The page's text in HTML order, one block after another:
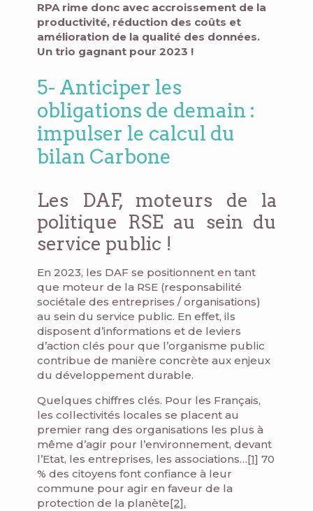
RPA rime donc avec accroissement de la
productivité, réduction des coûts et
amélioration de la qualité des données.
Un trio gagnant pour 2023 !
5- Anticiper les
obligations de demain :
impulser le calcul du
bilan Carbone
Les DAF, moteurs de la
politique RSE au sein du
service public !
En 2023, les DAF se positionnent en tant
que moteur de la RSE (responsabilité
sociétale des entreprises / organisations)
au sein du service public. En effet, ils
disposent d’informations et de leviers
d’action clés pour que l’organisme public
contribue de manière concrète aux enjeux
du développement durable.
Quelques chiffres clés. Pour les Français,
les collectivités locales se placent au
premier rang des organisations les plus à
même d’agir pour l’environnement, devant
l’Etat, les entreprises, les associations…[1] 70
% des citoyens font confiance à leur
commune pour agir en faveur de la
protection de la planète[2].